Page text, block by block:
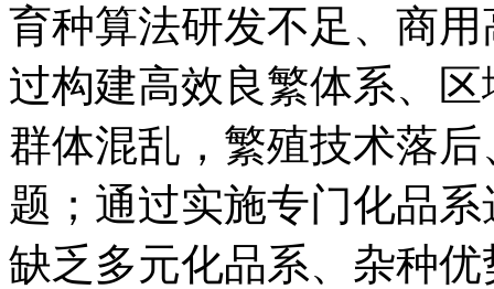
育种算法研发不足、商
过构建高效良繁体系、
群体混乱，繁殖技术落
题；通过实施专门化品
缺乏多元化品系、杂种